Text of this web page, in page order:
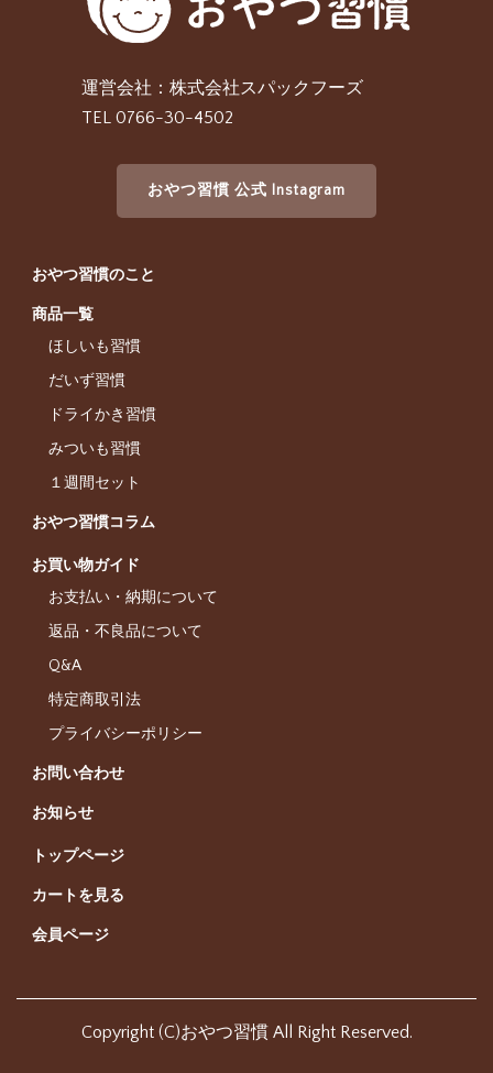
運営会社：株式会社スパックフーズ
TEL 0766-30-4502
おやつ習慣 公式 Instagram
おやつ習慣のこと
商品一覧
ほしいも習慣
だいず習慣
ドライかき習慣
みついも習慣
１週間セット
おやつ習慣コラム
お買い物ガイド
お支払い・納期について
返品・不良品について
Q&A
特定商取引法
プライバシーポリシー
お問い合わせ
お知らせ
トップページ
カートを見る
会員ページ
Copyright (C)おやつ習慣 All Right Reserved.